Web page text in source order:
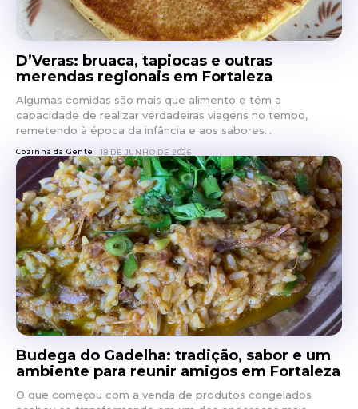
D’Veras: bruaca, tapiocas e outras
merendas regionais em Fortaleza
Algumas comidas são mais que alimento e têm a
capacidade de realizar verdadeiras viagens no tempo,
remetendo à época da infância e aos sabores...
Cozinha da Gente 18 DE JUNHO DE 2026
Budega do Gadelha: tradição, sabor e um
ambiente para reunir amigos em Fortaleza
O que começou com a venda de produtos congelados